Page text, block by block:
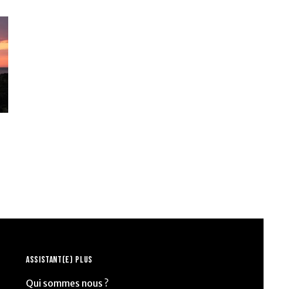
ASSISTANT(E) PLUS
Qui sommes nous ?